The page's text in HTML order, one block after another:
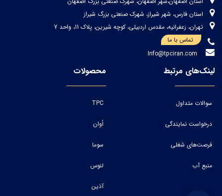
استان فارس، شهر شیراز، شهرک صنعتی بزرگ شیراز
تهران، زعفرانیه، مقدس اردبیلی، کوچه شیرین، پلاک 11، واحد 7
تماس با ما
لینک‌های مرتبط
سوالات متداول
درخواست نمایندگی
فرصت‌های شغلی
منبع آب
محصولات
TPC
اُوان
سوما
لنوس
آذین